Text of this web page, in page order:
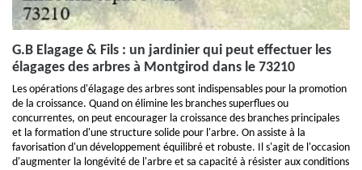
G.B Elagage & Fils : un jardinier qui peut effectuer les
élagages des arbres à Montgirod dans le 73210
Les opérations d'élagage des arbres sont indispensables pour la promotion
de la croissance. Quand on élimine les branches superflues ou
concurrentes, on peut encourager la croissance des branches principales
et la formation d'une structure solide pour l'arbre. On assiste à la
favorisation d'un développement équilibré et robuste. Il s'agit de l'occasion
d'augmenter la longévité de l'arbre et sa capacité à résister aux conditions